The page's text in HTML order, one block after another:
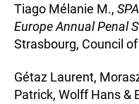
Tiago Mélanie M.,
Europe Annual Penal
Strasbourg, Council
Gétaz Laurent,
Patrick, Wolff Hans &